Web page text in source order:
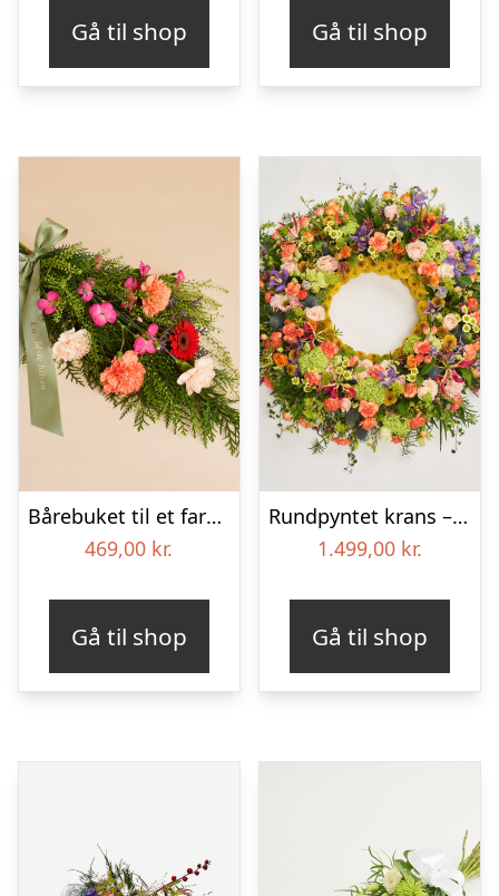
Gå til shop Gå til shop
Bårebuket til et farverigt minde med bånd
469,00 kr.
Gå til shop
Rundpyntet krans – Et farverigt farvel
1.499,00 kr.
Gå til shop